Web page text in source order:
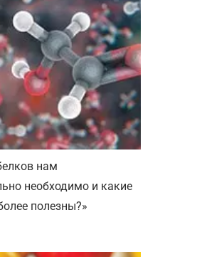
нам
необходимо и какие
полезны?»